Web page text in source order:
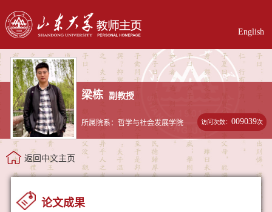
English
梁栋 副教授
所属院系：哲学与社会发展学院 访问次数：009039次
返回中文主页
论文成果